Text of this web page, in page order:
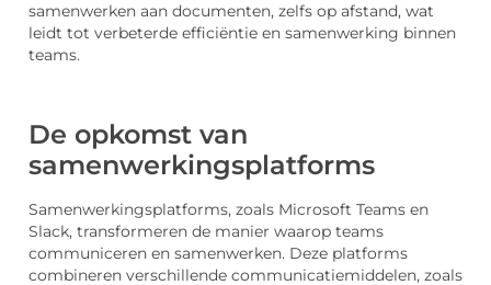
samenwerken aan documenten, zelfs op afstand, wat
leidt tot verbeterde efficiëntie en samenwerking binnen
teams.
De opkomst van
samenwerkingsplatforms
Samenwerkingsplatforms, zoals Microsoft Teams en
Slack, transformeren de manier waarop teams
communiceren en samenwerken. Deze platforms
combineren verschillende communicatiemiddelen, zoals